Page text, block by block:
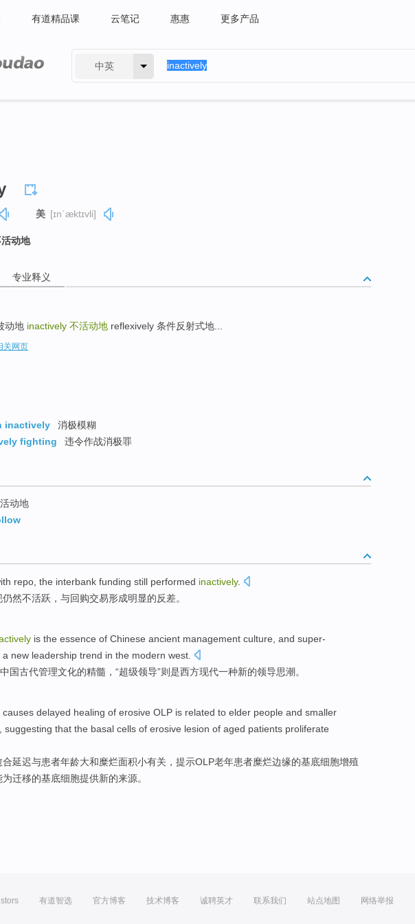
有道精品课 云笔记 惠惠 更多产品
中英
美 [ɪnˈæktɪvli]
动地
专业释义
动地 inactively 不活动地 reflexively 条件反射式地...
关网页
inactively
消极模糊
fighting
违令作战消极罪
动地
repo , the interbank funding still performed inactively.
仍然不活跃， 与回购交易形成明显的反差。
is the essence of Chinese ancient management culture , and super-
a new leadership trend in the modern west
中国古代管理文化的精髓 ，“超级领导”则是西方现代一种新的领导思潮。
causes delayed healing of erosive OLP is related to elder people and smaller
suggesting that the basal cells of erosive lesion of aged patients proliferate
合延迟与患者年龄大和糜烂面积小有关 ，提示OLP老年患者糜烂边缘的基底细胞增殖
为迁移的基底细胞提供新的来源。
有道智选 官方博客 技术博客 诚聘英才 联系我们 站点地图 网络举报